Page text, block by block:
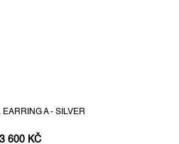
EARRING A - SILVER
3 600 KČ